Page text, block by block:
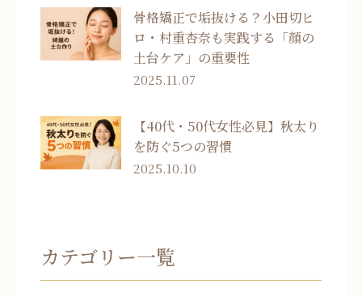
骨格矯正で垢抜ける？小田切ヒ
ロ・村重杏奈も実践する「顔の
土台ケア」の重要性
2025.11.07
【40代・50代女性必見】秋太り
を防ぐ5つの習慣
2025.10.10
カテゴリー一覧